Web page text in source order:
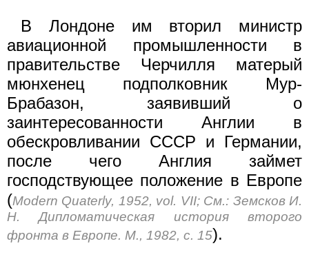
В Лондоне им вторил министр
авиационной промышленности в
правительстве Черчилля матерый
мюнхенец подполковник Мур-
Брабазон, заявивший о
заинтересованности Англии в
обескровливании СССР и Германии,
после чего Англия займет
господствующее положение в Европе
(Modern Quaterly, 1952, vol. VII; См.: Земсков И.
Н. Дипломатическая история второго
фронта в Европе. М., 1982, с. 15).